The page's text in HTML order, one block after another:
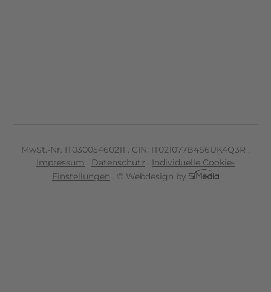
MwSt.-Nr. IT03005460211 CIN: IT021077B4S6UK4Q3R
Impressum
Datenschutz
Individuelle Cookie-
Einstellungen
© Webdesign by